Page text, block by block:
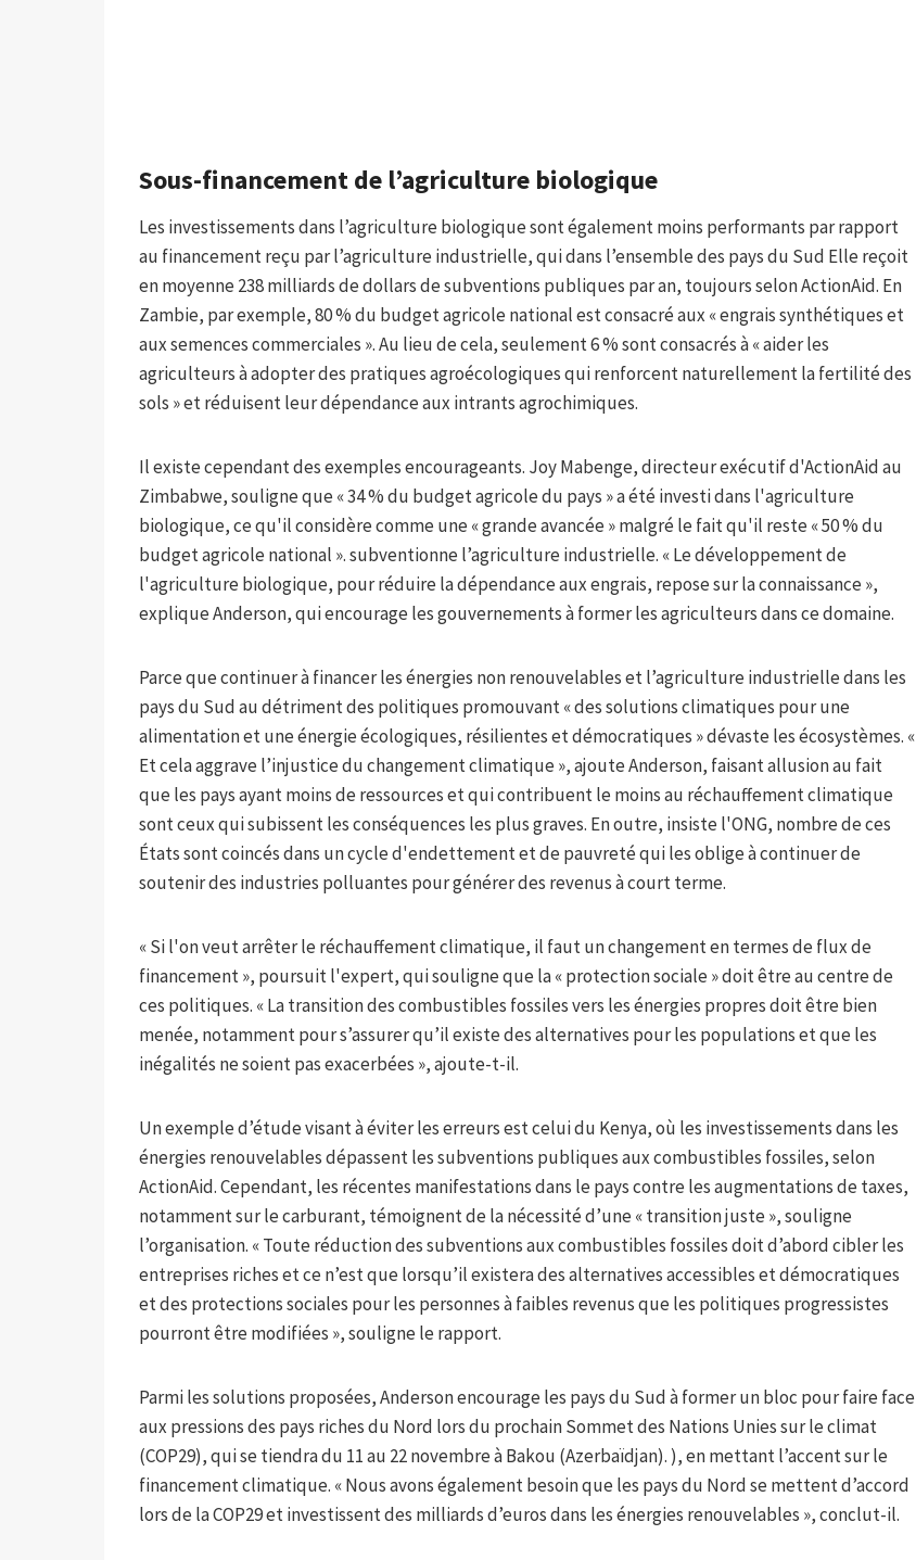
Sous-financement de l’agriculture biologique
Les investissements dans l’agriculture biologique sont également moins performants par rapport
au financement reçu par l’agriculture industrielle, qui dans l’ensemble des pays du Sud Elle reçoit
en moyenne 238 milliards de dollars de subventions publiques par an, toujours selon ActionAid. En
Zambie, par exemple, 80 % du budget agricole national est consacré aux « engrais synthétiques et
aux semences commerciales ». Au lieu de cela, seulement 6 % sont consacrés à « aider les
agriculteurs à adopter des pratiques agroécologiques qui renforcent naturellement la fertilité des
sols » et réduisent leur dépendance aux intrants agrochimiques.
Il existe cependant des exemples encourageants. Joy Mabenge, directeur exécutif d'ActionAid au
Zimbabwe, souligne que « 34 % du budget agricole du pays » a été investi dans l'agriculture
biologique, ce qu'il considère comme une « grande avancée » malgré le fait qu'il reste « 50 % du
budget agricole national ». subventionne l’agriculture industrielle. « Le développement de
l'agriculture biologique, pour réduire la dépendance aux engrais, repose sur la connaissance »,
explique Anderson, qui encourage les gouvernements à former les agriculteurs dans ce domaine.
Parce que continuer à financer les énergies non renouvelables et l’agriculture industrielle dans les
pays du Sud au détriment des politiques promouvant « des solutions climatiques pour une
alimentation et une énergie écologiques, résilientes et démocratiques » dévaste les écosystèmes. «
Et cela aggrave l’injustice du changement climatique », ajoute Anderson, faisant allusion au fait
que les pays ayant moins de ressources et qui contribuent le moins au réchauffement climatique
sont ceux qui subissent les conséquences les plus graves. En outre, insiste l'ONG, nombre de ces
États sont coincés dans un cycle d'endettement et de pauvreté qui les oblige à continuer de
soutenir des industries polluantes pour générer des revenus à court terme.
« Si l'on veut arrêter le réchauffement climatique, il faut un changement en termes de flux de
financement », poursuit l'expert, qui souligne que la « protection sociale » doit être au centre de
ces politiques. « La transition des combustibles fossiles vers les énergies propres doit être bien
menée, notamment pour s’assurer qu’il existe des alternatives pour les populations et que les
inégalités ne soient pas exacerbées », ajoute-t-il.
Un exemple d’étude visant à éviter les erreurs est celui du Kenya, où les investissements dans les
énergies renouvelables dépassent les subventions publiques aux combustibles fossiles, selon
ActionAid. Cependant, les récentes manifestations dans le pays contre les augmentations de taxes,
notamment sur le carburant, témoignent de la nécessité d’une « transition juste », souligne
l’organisation. « Toute réduction des subventions aux combustibles fossiles doit d’abord cibler les
entreprises riches et ce n’est que lorsqu’il existera des alternatives accessibles et démocratiques
et des protections sociales pour les personnes à faibles revenus que les politiques progressistes
pourront être modifiées », souligne le rapport.
Parmi les solutions proposées, Anderson encourage les pays du Sud à former un bloc pour faire face
aux pressions des pays riches du Nord lors du prochain Sommet des Nations Unies sur le climat
(COP29), qui se tiendra du 11 au 22 novembre à Bakou (Azerbaïdjan). ), en mettant l’accent sur le
financement climatique. « Nous avons également besoin que les pays du Nord se mettent d’accord
lors de la COP29 et investissent des milliards d’euros dans les énergies renouvelables », conclut-il.